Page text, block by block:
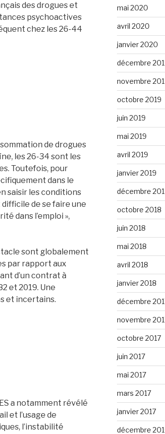
des drogues et
psychoactives
chez les 26-44
de drogues
les 26-34 sont les
Toutefois, pour
dans le
saisir les conditions
difficile de se faire une
dans l’emploi »,
sont globalement
par rapport aux
d’un contrat à
et 2019. Une
et incertains.
a notamment révélé
et l’usage de
l’instabilité
mai 2020
avril 2020
janvier 2020
décembre
novembre
octobre 2019
juin 2019
mai 2019
avril 2019
janvier 2019
décembre
octobre 2018
juin 2018
mai 2018
avril 2018
janvier 2018
décembre
novembre
octobre 2017
juin 2017
mai 2017
mars 2017
janvier 2017
décembre